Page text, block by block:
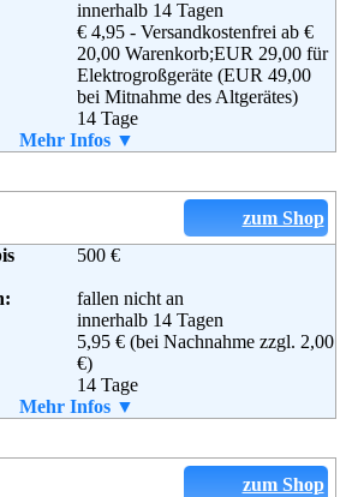
c/o Baur FullfillmentSolutions
GmbH
Michael-Dechant-Str.11
96260 Weismain
+49 (0)800 - 585 5000
+49 (0)800 - 585 5001
service@mirapodo.de
Blog,AGB
innerhalb 14 Tagen
€ 4,95 - Versandkostenfrei ab €
20,00 Warenkorb;EUR 29,00 für
Elektrogroßgeräte (EUR 49,00
bei Mitnahme des Altgerätes)
14 Tage
Ja
KARSTADT Warenhaus GmbH
Theodor-Althoff-Str. 2
45133 Essen
+49 (0) 180 - 5114414
Mehr Infos ▼
zum Shop
500 €
fallen nicht an
innerhalb 14 Tagen
5,95 € (bei Nachnahme zzgl. 2,00
€)
14 Tage
Ja
Mehr Infos ▼
zum Shop